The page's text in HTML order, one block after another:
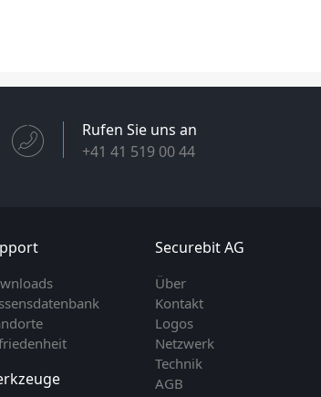
Rufen Sie uns an
+41 41 519 00 44
Securebit AG
Über
Kontakt
Logos
Netzwerk
Technik
AGB